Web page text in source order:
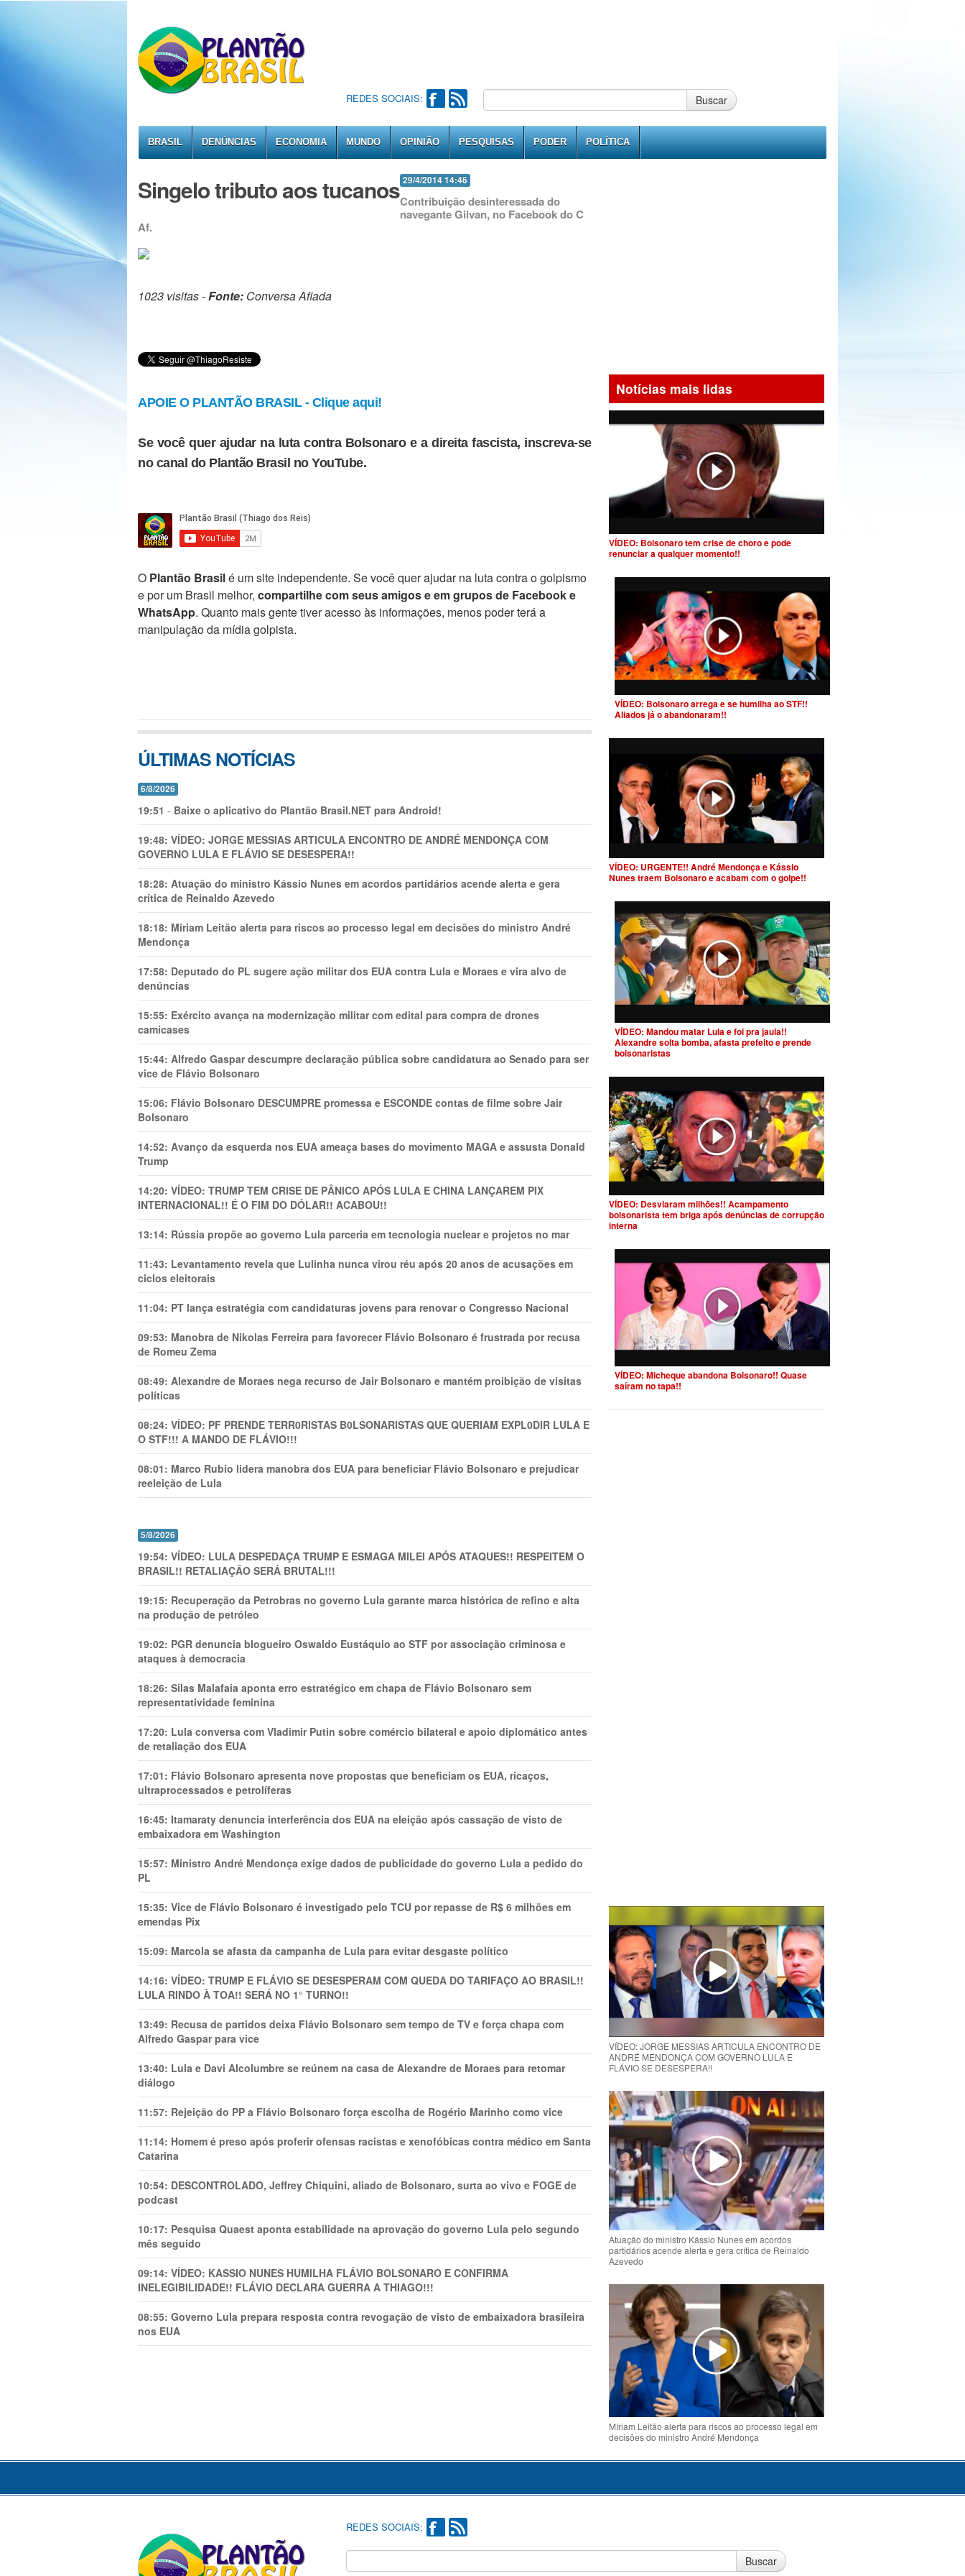
REDES SOCIAIS: Buscar
BRASIL DENÚNCIAS ECONOMIA MUNDO OPINIÃO PESQUISAS PODER POLÍTICA
29/4/2014 14:46
Singelo tributo aos tucanosContribuição desinteressada do
navegante Gilvan, no Facebook do C
Af.
1023 visitas -Fonte: Conversa Afiada
APOIE O PLANTÃO BRASIL - Clique aqui!
Se você quer ajudar na luta contra Bolsonaro e a direita fascista, inscreva-se
no canal do Plantão Brasil no YouTube.
O Plantão Brasilé um site independente. Se você quer ajudar na luta contra o golpismo
e por um Brasil melhor, compartilhe com seus amigos e em grupos de Facebook e
WhatsApp. Quanto mais gente tiver acesso às informações, menos poder terá a
manipulação da mídia golpista.
ÚLTIMAS NOTÍCIAS
6/8/2026
19:51 - Baixe o aplicativo do Plantão Brasil.NET para Android!
19:48: VÍDEO: JORGE MESSIAS ARTICULA ENCONTRO DE ANDRÉ MENDONÇA COM
GOVERNO LULA E FLÁVIO SE DESESPERA!!
18:28: Atuação do ministro Kássio Nunes em acordos partidários acende alerta e gera
crítica de Reinaldo Azevedo
18:18: Míriam Leitão alerta para riscos ao processo legal em decisões do ministro André
Mendonça
17:58: Deputado do PL sugere ação militar dos EUA contra Lula e Moraes e vira alvo de
denúncias
15:55: Exército avança na modernização militar com edital para compra de drones
camicases
15:44: Alfredo Gaspar descumpre declaração pública sobre candidatura ao Senado para ser
vice de Flávio Bolsonaro
15:06: Flávio Bolsonaro DESCUMPRE promessa e ESCONDE contas de filme sobre Jair
Bolsonaro
14:52: Avanço da esquerda nos EUA ameaça bases do movimento MAGA e assusta Donald
Trump
14:20: VÍDEO: TRUMP TEM CRlSE DE PÂNlCO APÓS LULA E CHINA LANÇAREM PIX
INTERNACIONAL!! É O FIM DO DÓLAR!! ACABOU!!
13:14: Rússia propõe ao governo Lula parceria em tecnologia nuclear e projetos no mar
11:43: Levantamento revela que Lulinha nunca virou réu após 20 anos de acusações em
ciclos eleitorais
11:04: PT lança estratégia com candidaturas jovens para renovar o Congresso Nacional
09:53: Manobra de Nikolas Ferreira para favorecer Flávio Bolsonaro é frustrada por recusa
de Romeu Zema
08:49: Alexandre de Moraes nega recurso de Jair Bolsonaro e mantém proibição de visitas
políticas
08:24: VÍDEO: PF PRENDE TERR0RlSTAS B0LSONARlSTAS QUE QUERIAM EXPL0DlR LULA E
O STF!!! A MANDO DE FLÁVIO!!!
08:01: Marco Rubio lidera manobra dos EUA para beneficiar Flávio Bolsonaro e prejudicar
reeleição de Lula
5/8/2026
19:54: VÍDEO: LULA DESPEDAÇA TRUMP E ESMAGA MILEI APÓS ATAQUES!! RESPEITEM O
BRASIL!! RETALIAÇÃO SERÁ BRUTAL!!!
19:15: Recuperação da Petrobras no governo Lula garante marca histórica de refino e alta
na produção de petróleo
19:02: PGR denuncia blogueiro Oswaldo Eustáquio ao STF por associação criminosa e
ataques à democracia
18:26: Silas Malafaia aponta erro estratégico em chapa de Flávio Bolsonaro sem
representatividade feminina
17:20: Lula conversa com Vladimir Putin sobre comércio bilateral e apoio diplomático antes
de retaliação dos EUA
17:01: Flávio Bolsonaro apresenta nove propostas que beneficiam os EUA, ricaços,
ultraprocessados e petrolíferas
16:45: Itamaraty denuncia interferência dos EUA na eleição após cassação de visto de
embaixadora em Washington
15:57: Ministro André Mendonça exige dados de publicidade do governo Lula a pedido do
PL
15:35: Vice de Flávio Bolsonaro é investigado pelo TCU por repasse de R$ 6 milhões em
emendas Pix
15:09: Marcola se afasta da campanha de Lula para evitar desgaste político
14:16: VÍDEO: TRUMP E FLÁVIO SE DESESPERAM COM QUEDA DO TARIFAÇO AO BRASIL!!
LULA RINDO À TOA!! SERÁ NO 1° TURNO!!
13:49: Recusa de partidos deixa Flávio Bolsonaro sem tempo de TV e força chapa com
Alfredo Gaspar para vice
13:40: Lula e Davi Alcolumbre se reúnem na casa de Alexandre de Moraes para retomar
diálogo
11:57: Rejeição do PP a Flávio Bolsonaro força escolha de Rogério Marinho como vice
11:14: Homem é preso após proferir ofensas racistas e xenofóbicas contra médico em Santa
Catarina
10:54: DESCONTROLADO, Jeffrey Chiquini, aliado de Bolsonaro, surta ao vivo e FOGE de
podcast
10:17: Pesquisa Quaest aponta estabilidade na aprovação do governo Lula pelo segundo
mês seguido
09:14: VÍDEO: KASSIO NUNES HUMlLHA FLÁVIO BOLSONARO E CONFIRMA
INELEGIBILIDADE!! FLÁVIO DECLARA GUERRA A THIAGO!!!
08:55: Governo Lula prepara resposta contra revogação de visto de embaixadora brasileira
nos EUA
Notícias mais lidas
VÍDEO: Bolsonaro tem crise de choro e pode
renunciar a qualquer momento!!
VÍDEO: Bolsonaro arrega e se humilha ao STF!!
Aliados já o abandonaram!!
VÍDEO: URGENTE!! André Mendonça e Kássio
Nunes traem Bolsonaro e acabam com o golpe!!
VÍDEO: Mandou matar Lula e foi pra jaula!!
Alexandre solta bomba, afasta prefeito e prende
bolsonaristas
VÍDEO: Desviaram milhões!! Acampamento
bolsonarista tem briga após denúncias de corrupção
interna
VÍDEO: Micheque abandona Bolsonaro!! Quase
saíram no tapa!!
VÍDEO: JORGE MESSIAS ARTICULA ENCONTRO DE
ANDRÉ MENDONÇA COM GOVERNO LULA E
FLÁVIO SE DESESPERA!!
Atuação do ministro Kássio Nunes em acordos
partidários acende alerta e gera crítica de Reinaldo
Azevedo
Míriam Leitão alerta para riscos ao processo legal em
decisões do ministro André Mendonça
REDES SOCIAIS:
Buscar